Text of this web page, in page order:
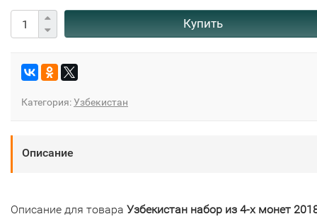
Купить
Категория:Узбекистан
Описание
Описание для товара Узбекистан набор из 4-х монет